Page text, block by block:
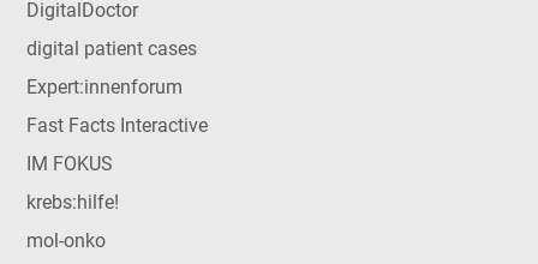
DigitalDoctor
digital patient cases
Expert:innenforum
Fast Facts Interactive
IM FOKUS
krebs:hilfe!
mol-onko